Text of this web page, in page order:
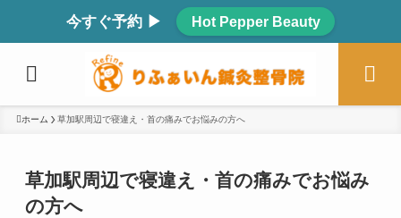
今すぐ予約 ▶ Hot Pepper Beauty
ホーム 草加駅周辺で寝違え・首の痛みでお悩みの方へ
草加駅周辺で寝違え・首の痛みでお悩み
の方へ